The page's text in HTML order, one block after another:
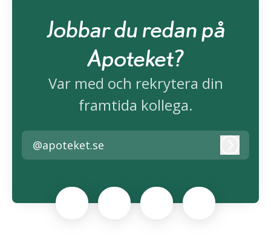
Jobbar du redan på
Apoteket?
Var med och rekrytera din
framtida kollega.
@apoteket.se